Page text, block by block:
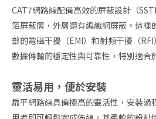
CAT7網路線配備高效的屏蔽設計（
箔屏蔽層，外層還有編織網屏蔽。這樣
部的電磁干擾（EMI）和射頻干擾（
數據傳輸的穩定性與可靠性，特別適合
靈活易用，便於安裝
扁平網路線具備極高的靈活性，安裝過